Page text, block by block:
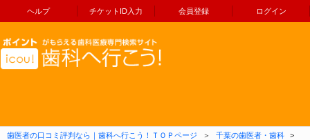
ヘルプ チケットID入力 会員登録 ログイン
コンテンツへ移動
歯医者の口コミ評判なら｜歯科へ行こう！ＴＯＰページ ＞ 千葉の歯医者・歯科
>